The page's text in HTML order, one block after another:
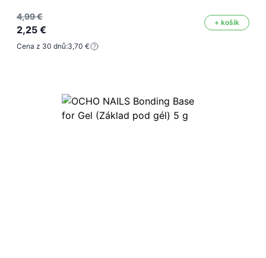
4,99 €
2,25 €
+ košík
Cena z 30 dnů:3,70 €